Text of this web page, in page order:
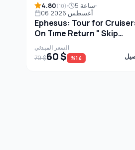
4.80(10)
5 ساعة
06 أغسطس 2026
Ephesus: Tour for
On Tıme Return " Skip
الخطوط
السعر المبدئي
70 $60 $ %14